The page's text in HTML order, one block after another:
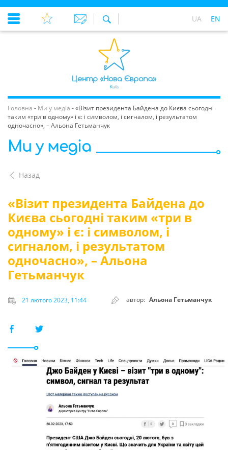
UA EN
Головна - Ми у медіа -«Візит президента Байдена до Києва сьогодні
таким «три в одному» і є: і символом, і сигналом, і результатом
одночасно», – Альона Гетьманчук
Ми у медіа
Назад
«Візит президента Байдена до
Києва сьогодні таким «три в
одному» і є: і символом, і
сигналом, і результатом
одночасно», – Альона
Гетьманчук
21 лютого 2023, 11:44 автор: Альона Гетьманчук